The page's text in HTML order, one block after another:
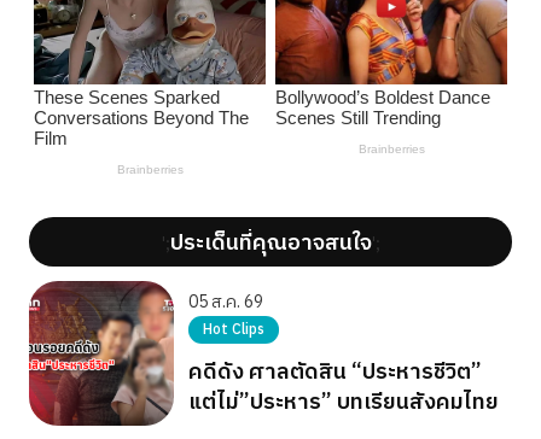
';ประเด็นที่คุณอาจสนใจ';
05 ส.ค. 69
Hot Clips
คดีดัง ศาลตัดสิน “ประหารชีวิต”
แต่ไม่”ประหาร” บทเรียนสังคมไทย